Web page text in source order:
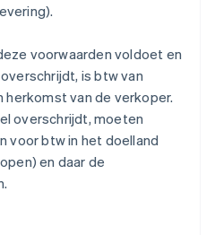
voorwaarden voldoet en
is btw van
herkomst van de verkoper.
overschrijdt, moeten
voor btw in het doelland
en daar de